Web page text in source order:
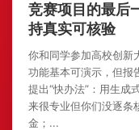
竞赛项目的最后
持真实可核验
你和同学参加高校创新
功能基本可演示，但报
提出“快办法”：用生成
来很专业但你们没逐条
金；...